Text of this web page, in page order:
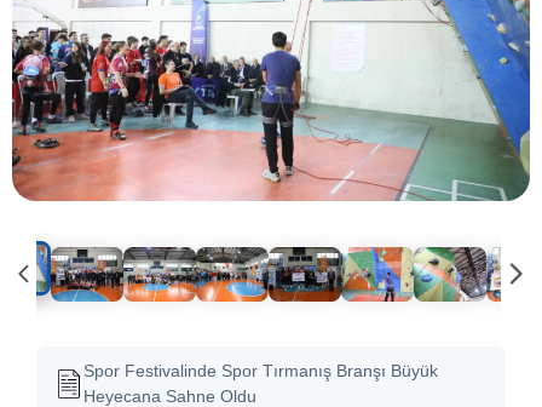
Spor Festivalinde Spor Tırmanış Branşı Büyük
Heyecana Sahne Oldu